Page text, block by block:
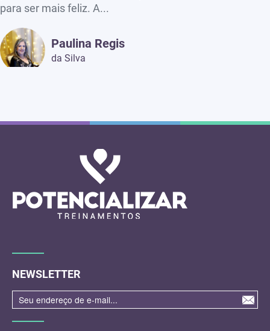
para ser mais feliz. A...
Paulina Regis
da Silva
NEWSLETTER